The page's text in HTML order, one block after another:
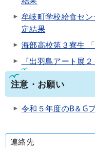
牟岐町学校給食セ
定結果
海部高校第３寮生
『出羽島アート展
注意・お願い
令和５年度のB＆G
連絡先